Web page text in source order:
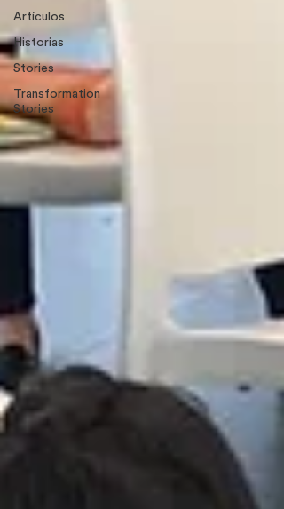
Artículos
Historias
Stories
Transformation
Stories